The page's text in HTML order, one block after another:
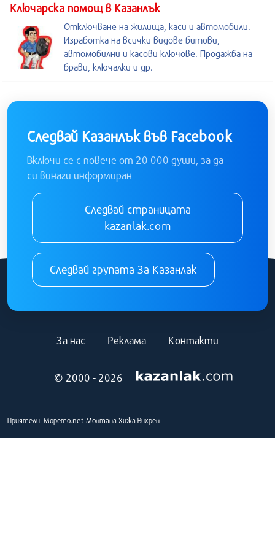
Kлючарска помощ в Казанлък
Отключване на жилища, каси и автомобили.
Изработка на всички видове битови,
автомобилни и касови ключове. Продажба на
брави, ключалки и др.
Следвай Казанлък във Facebook
Включи се с повече от 20 000 души, за да
си винаги информиран
Следвай страницата
kazanlak.com
Следвай групата За Казанлак
© 2000 - 2026
За нас Реклама Контакти
Приятели: Морето.net Монтана Хижа Вихрен